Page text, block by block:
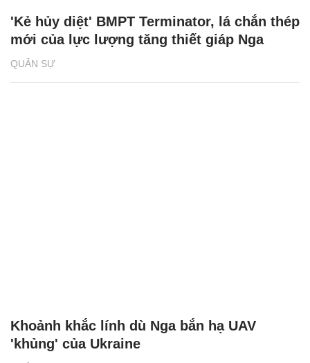
QUÂN SỰ
'Kẻ hủy diệt' BMPT Terminator, lá chắn thép
mới của lực lượng tăng thiết giáp Nga
Khoảnh khắc lính dù Nga bắn hạ UAV
'khủng' của Ukraine